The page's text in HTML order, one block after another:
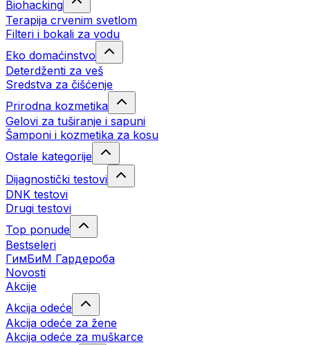
Biohacking
Terapija crvenim svetlom
Filteri i bokali za vodu
Eko domaćinstvo
Deterdženti za veš
Sredstva za čišćenje
Prirodna kozmetika
Gelovi za tuširanje i sapuni
Šamponi i kozmetika za kosu
Ostale kategorije
Dijagnostički testovi
DNK testovi
Drugi testovi
Top ponude
Bestseleri
ГимБиМ Гардeробa
Novosti
Akcije
Akcija odeće
Akcija odeće za žene
Akcija odeće za muškarce